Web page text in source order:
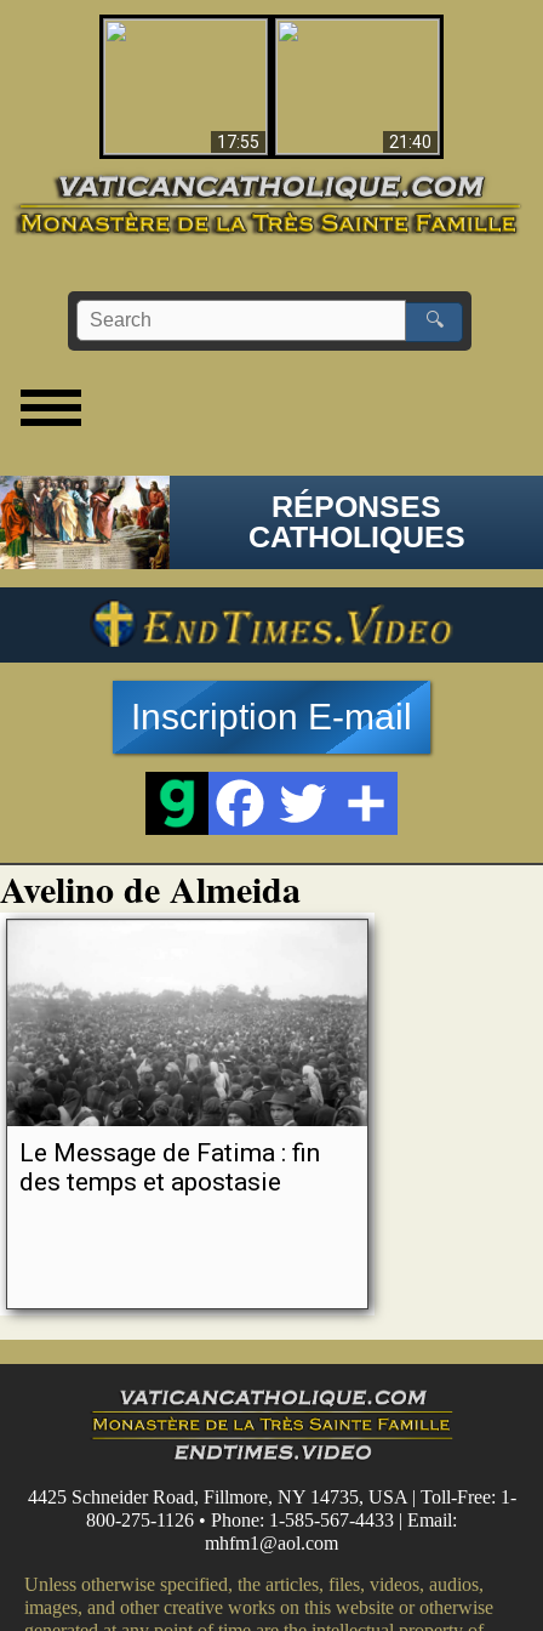
17:55
21:40
🔍
RÉPONSES
CATHOLIQUES
Inscription E-mail
Avelino de Almeida
Le Message de Fatima : fin
des temps et apostasie
4425 Schneider Road, Fillmore, NY 14735, USA | Toll-Free: 1-
800-275-1126 • Phone: 1-585-567-4433 | Email:
mhfm1@aol.com
Unless otherwise specified, the articles, files, videos, audios,
images, and other creative works on this website or otherwise